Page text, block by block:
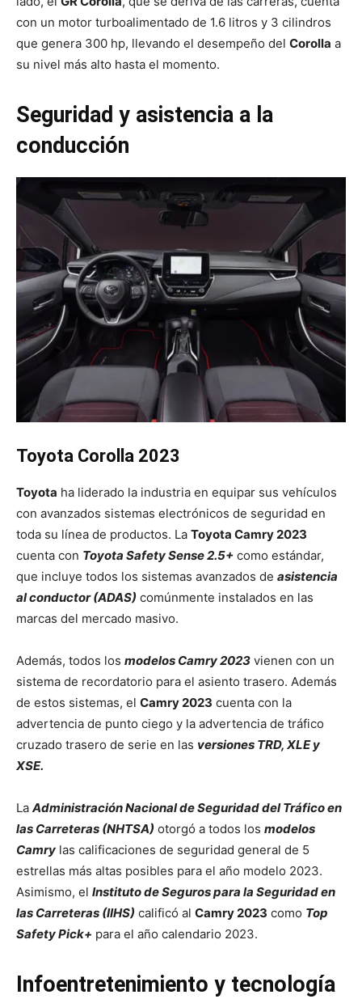
con un motor turboalimentado de 1.6 litros y 3 cilindros
que genera 300 hp, llevando el desempeño del Corolla a
su nivel más alto hasta el momento.
Seguridad y asistencia a la
conducción
Toyota Corolla 2023
Toyota ha liderado la industria en equipar sus vehículos
con avanzados sistemas electrónicos de seguridad en
toda su línea de productos. La Toyota Camry 2023
cuenta con Toyota Safety Sense 2.5+ como estándar,
que incluye todos los sistemas avanzados de asistencia
al conductor (ADAS) comúnmente instalados en las
marcas del mercado masivo.
Además, todos los modelos Camry 2023 vienen con un
sistema de recordatorio para el asiento trasero. Además
de estos sistemas, el Camry 2023 cuenta con la
advertencia de punto ciego y la advertencia de tráfico
cruzado trasero de serie en las versiones TRD, XLE y
XSE.
La Administración Nacional de Seguridad del Tráfico en
las Carreteras (NHTSA) otorgó a todos los modelos
Camry las calificaciones de seguridad general de 5
estrellas más altas posibles para el año modelo 2023.
Asimismo, el Instituto de Seguros para la Seguridad en
las Carreteras (IIHS) calificó al Camry 2023 como Top
Safety Pick+ para el año calendario 2023.
Infoentretenimiento y tecnología